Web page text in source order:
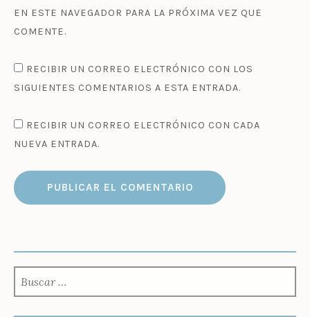
EN ESTE NAVEGADOR PARA LA PRÓXIMA VEZ QUE
COMENTE.
RECIBIR UN CORREO ELECTRÓNICO CON LOS
SIGUIENTES COMENTARIOS A ESTA ENTRADA.
RECIBIR UN CORREO ELECTRÓNICO CON CADA
NUEVA ENTRADA.